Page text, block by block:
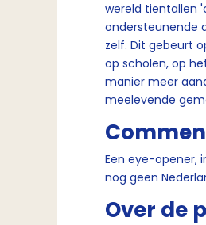
wereld tientallen
ondersteunende
zelf. Dit gebeurt
op scholen, op
manier meer
meelevende
Een eye-opener,
nog geen
Over de